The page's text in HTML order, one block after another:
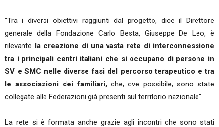
"Tra i diversi obiettivi raggiunti dal progetto, dice il Direttore
generale della Fondazione Carlo Besta, Giuseppe De Leo, è
rilevante la creazione di una vasta rete di interconnessione
tra i principali centri italiani che si occupano di persone in
SV e SMC nelle diverse fasi del percorso terapeutico e tra
le associazioni dei familiari,che, ove possibile, sono state
collegate alle Federazioni già presenti sul territorio nazionale".
La rete si è formata anche grazie agli incontri che sono stati